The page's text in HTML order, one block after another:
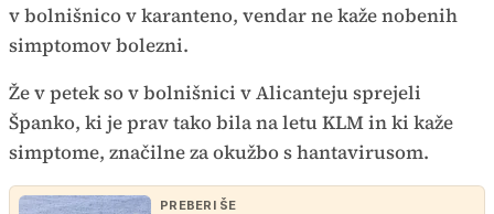
v bolnišnico v karanteno, vendar ne kaže nobenih
simptomov bolezni.
Že v petek so v bolnišnici v Alicanteju sprejeli
Španko, ki je prav tako bila na letu KLM in ki kaže
simptome, značilne za okužbo s hantavirusom.
PREBERI ŠE